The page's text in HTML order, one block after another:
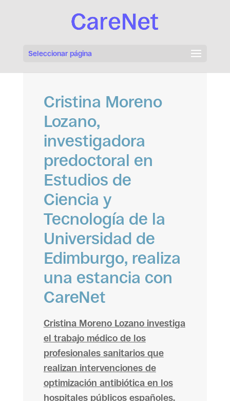
Seleccionar página
Cristina Moreno
Lozano,
investigadora
predoctoral en
Estudios de
Ciencia y
Tecnología de la
Universidad de
Edimburgo, realiza
una estancia con
CareNet
Cristina Moreno Lozano investiga
el trabajo médico de los
profesionales sanitarios que
realizan intervenciones de
optimización antibiótica en los
hospitales públicos españoles.